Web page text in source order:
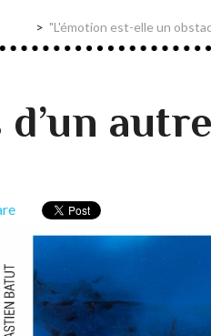
"L'émotion est-elle un
d’un autre